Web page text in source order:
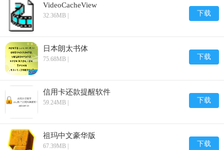
VideoCacheView
32.36MB | 下载
日本朗太书体
75.68MB | 下载
信用卡还款提醒软件
59.24MB | 下载
祖玛中文豪华版
67.39MB | 下载